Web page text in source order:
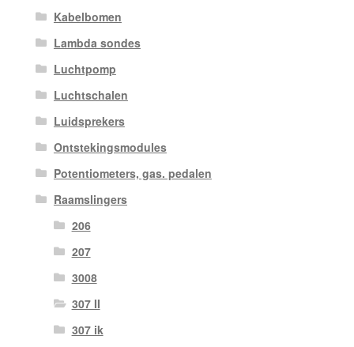
Kabelbomen
Lambda sondes
Luchtpomp
Luchtschalen
Luidsprekers
Ontstekingsmodules
Potentiometers, gas. pedalen
Raamslingers
206
207
3008
307 II
307 ik